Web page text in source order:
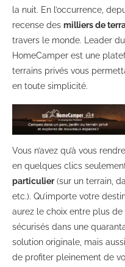
la nuit. En l’occurrence,
recense des milliers de
travers le monde. Leader du
HomeCamper est une
terrains privés vous
en toute simplicité.
Vous n’avez qu’à vous
en quelques clics
particulier(sur un terrain,
etc.). Qu’importe votre
aurez le choix entre plus de
sécurisés dans une
solution originale, mais
de profiter pleinement de